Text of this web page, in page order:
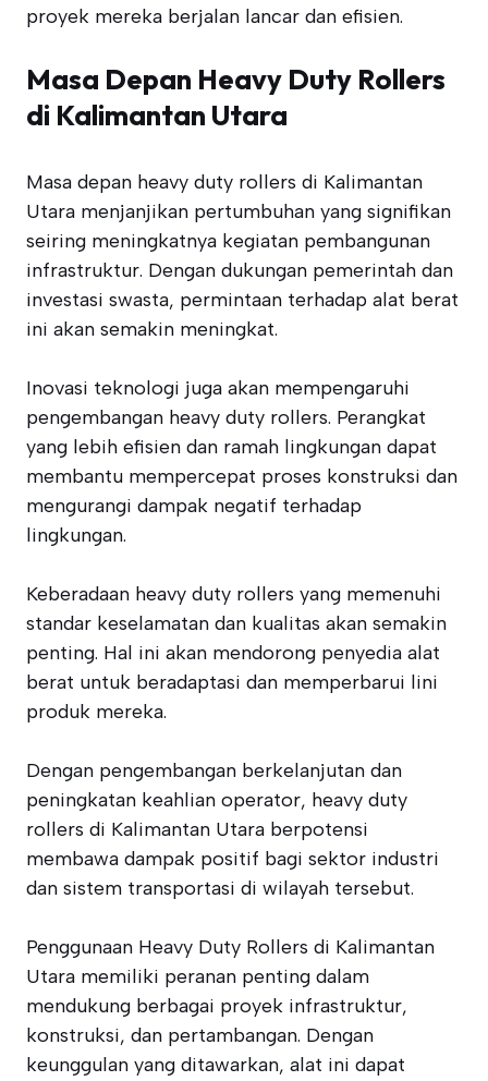
proyek mereka berjalan lancar dan efisien.
Masa Depan Heavy Duty Rollers
di Kalimantan Utara
Masa depan heavy duty rollers di Kalimantan
Utara menjanjikan pertumbuhan yang signifikan
seiring meningkatnya kegiatan pembangunan
infrastruktur. Dengan dukungan pemerintah dan
investasi swasta, permintaan terhadap alat berat
ini akan semakin meningkat.
Inovasi teknologi juga akan mempengaruhi
pengembangan heavy duty rollers. Perangkat
yang lebih efisien dan ramah lingkungan dapat
membantu mempercepat proses konstruksi dan
mengurangi dampak negatif terhadap
lingkungan.
Keberadaan heavy duty rollers yang memenuhi
standar keselamatan dan kualitas akan semakin
penting. Hal ini akan mendorong penyedia alat
berat untuk beradaptasi dan memperbarui lini
produk mereka.
Dengan pengembangan berkelanjutan dan
peningkatan keahlian operator, heavy duty
rollers di Kalimantan Utara berpotensi
membawa dampak positif bagi sektor industri
dan sistem transportasi di wilayah tersebut.
Penggunaan Heavy Duty Rollers di Kalimantan
Utara memiliki peranan penting dalam
mendukung berbagai proyek infrastruktur,
konstruksi, dan pertambangan. Dengan
keunggulan yang ditawarkan, alat ini dapat